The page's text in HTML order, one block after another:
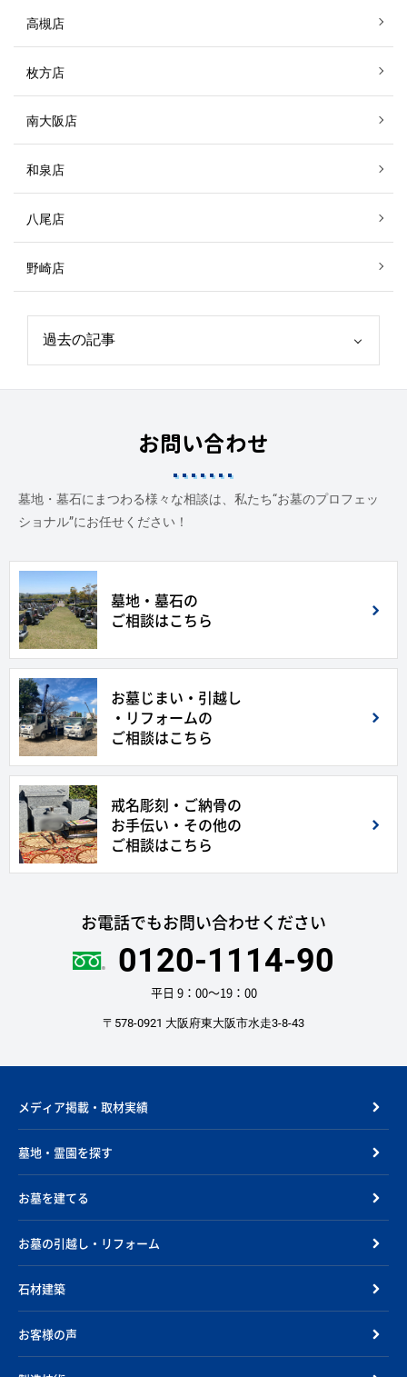
高槻店
枚方店
南大阪店
和泉店
八尾店
野崎店
お問い合わせ
墓地・墓石にまつわる様々な相談は、私たち“お墓のプロフェッ
ショナル”にお任せください！
墓地・墓石の
ご相談はこちら
お墓じまい・引越し
・リフォームの
ご相談はこちら
戒名彫刻・ご納骨の
お手伝い・その他の
ご相談はこちら
お電話でもお問い合わせください
0120-1114-90
平日 9：00〜19：00
〒578-0921 大阪府東大阪市水走3-8-43
メディア掲載・取材実績
墓地・霊園を探す
お墓を建てる
お墓の引越し・リフォーム
石材建築
お客様の声